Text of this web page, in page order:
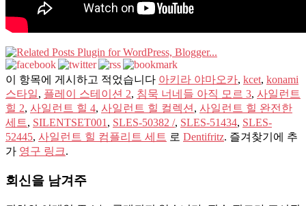
이 항목에 게시하고 적었습니다 아키라 야마오카, kcet, konami
스타일, 플레이 스테이션 2, 침묵 너네들 아직 모르 3, 사일런트
힐 2, 사일런트 힐 4, 사일런트 힐 컬렉션, 사일런트 힐 완전한
세트, SILENTSET001, SLES-50382 /, SLES-51434, SLES-
52445, 사일런트 힐 컴플리트 세트 로 Dentifritz. 즐겨찾기에 추
가 영구 링크.
회신을 남겨주